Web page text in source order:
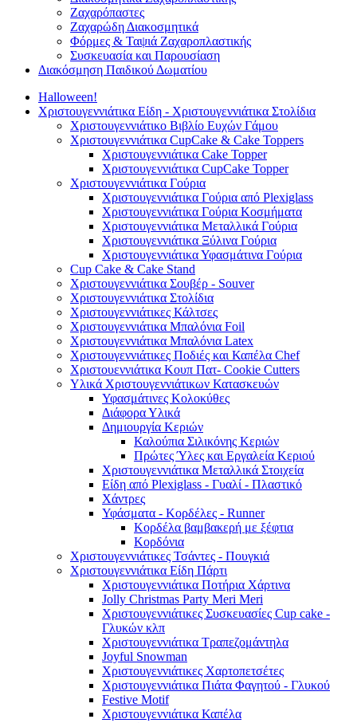
Ζαχαρόπαστες
Ζαχαρώδη Διακοσμητικά
Φόρμες & Ταψιά Ζαχαροπλαστικής
Συσκευασία και Παρουσίαση
Διακόσμηση Παιδικού Δωματίου
Halloween!
Χριστουγεννιάτικα Είδη - Χριστουγεννιάτικα Στολίδια
Χριστουγεννιάτικο Βιβλίο Ευχών Γάμου
Χριστουγεννιάτικα CupCake & Cake Toppers
Χριστουγεννιάτικα Cake Topper
Χριστουγεννιάτικα CupCake Topper
Χριστουγεννιάτικα Γούρια
Χριστουγεννιάτικα Γούρια από Plexiglass
Χριστουγεννιάτικα Γούρια Κοσμήματα
Χριστουγεννιάτικα Μεταλλικά Γούρια
Χριστουγεννιάτικα Ξύλινα Γούρια
Χριστουγεννιάτικα Υφασμάτινα Γούρια
Cup Cake & Cake Stand
Χριστουγεννιάτικα Σουβέρ - Souver
Χριστουγεννιάτικα Στολίδια
Χριστουγεννιάτικες Κάλτσες
Χριστουγεννιάτικα Μπαλόνια Foil
Χριστουγεννιάτικα Μπαλόνια Latex
Χριστουγεννιάτικες Ποδιές και Καπέλα Chef
Χριστουεννιάτικα Κουπ Πατ- Cookie Cutters
Υλικά Χριστουγεννιάτικων Κατασκευών
Υφασμάτινες Κολοκύθες
Διάφορα Υλικά
Δημιουργία Κεριών
Καλούπια Σιλικόνης Κεριών
Πρώτες Ύλες και Εργαλεία Κεριού
Χριστουγεννιάτικα Μεταλλικά Στοιχεία
Είδη από Plexiglass - Γυαλί - Πλαστικό
Χάντρες
Υφάσματα - Κορδέλες - Runner
Κορδέλα βαμβακερή με ξέφτια
Κορδόνια
Χριστουγεννιάτικες Τσάντες - Πουγκιά
Χριστουγεννιάτικα Είδη Πάρτι
Χριστουγεννιάτικα Ποτήρια Χάρτινα
Jolly Christmas Party Meri Meri
Χριστουγεννιάτικες Συσκευασίες Cup cake -
Γλυκών κλπ
Χριστουγεννιάτικα Τραπεζομάντηλα
Joyful Snowman
Χριστουγεννιάτικες Χαρτοπετσέτες
Χριστουγεννιάτικα Πιάτα Φαγητού - Γλυκού
Festive Motif
Χριστουγεννιάτικα Καπέλα